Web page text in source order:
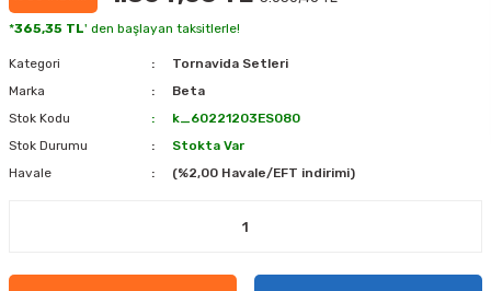
*365,35 TL' den başlayan taksitlerle!
Kategori
Tornavida Setleri
Marka
Beta
Stok Kodu
k_60221203ES080
Stok Durumu
Stokta Var
Havale
(%2,00 Havale/EFT indirimi)